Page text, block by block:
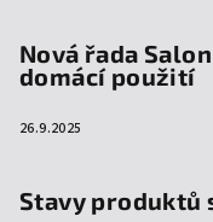
Nová řada
domácí použití
26.9.2025
Stavy produktů